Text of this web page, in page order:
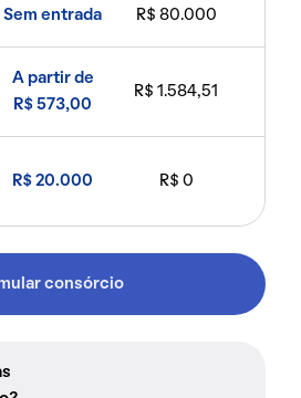
Sem entrada R$ 80.000
A partir de
R$ 573,00
R$ 1.584,51
R$ 20.000 R$ 0
consórcio